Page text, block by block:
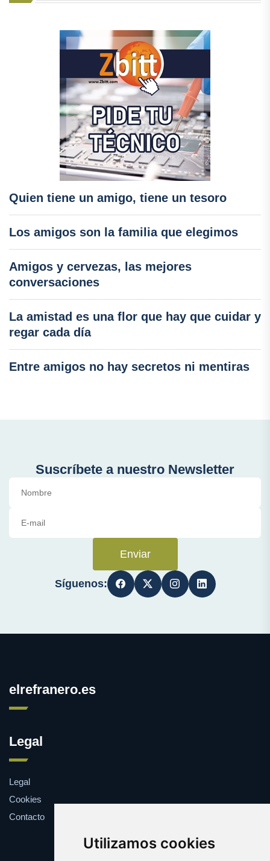
Utilizamos cookies
Quien tiene un amigo, tiene un tesoro
Los amigos son la familia que elegimos
Amigos y cervezas, las mejores
conversaciones
La amistad es una flor que hay que cuidar y
regar cada día
Entre amigos no hay secretos ni mentiras
Suscríbete a nuestro Newsletter
Enviar
Síguenos:
elrefranero.es
Legal
Legal
Cookies
Contacto